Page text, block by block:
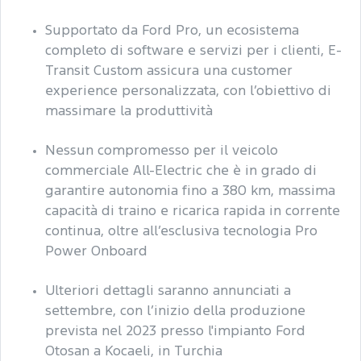
Supportato da Ford Pro, un ecosistema
completo di software e servizi per i clienti, E-
Transit Custom assicura una customer
experience personalizzata, con l’obiettivo di
massimare la produttività
Nessun compromesso per il veicolo
commerciale All-Electric che è in grado di
garantire autonomia fino a 380 km, massima
capacità di traino e ricarica rapida in corrente
continua, oltre all’esclusiva tecnologia Pro
Power Onboard
Ulteriori dettagli saranno annunciati a
settembre, con l’inizio della produzione
prevista nel 2023 presso l'impianto Ford
Otosan a Kocaeli, in Turchia